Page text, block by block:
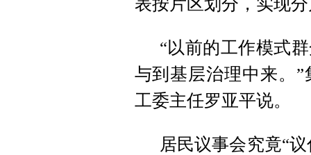
表按片区划分，实现
“以前的工作模式
与到基层治理中来。
工委主任罗亚平说。
居民议事会究竟“